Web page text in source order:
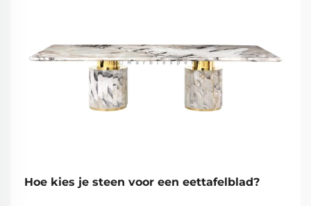
Hoe kies je steen voor een eettafelblad?